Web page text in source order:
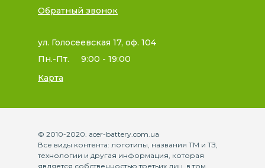
Обратный звонок
ул. Голосеевская 17, оф. 104
Пн.-Пт.
9:00 - 19:00
Карта
© 2010-2020. acer-battery.com.ua
Все виды контента: логотипы, названия ТМ и ТЗ,
технологии и другая информация, которая
является собственностью третьих лиц, в том